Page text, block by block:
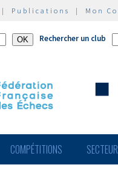
| Publications | Mon
Rechercher un club
COMPÉTITIONS